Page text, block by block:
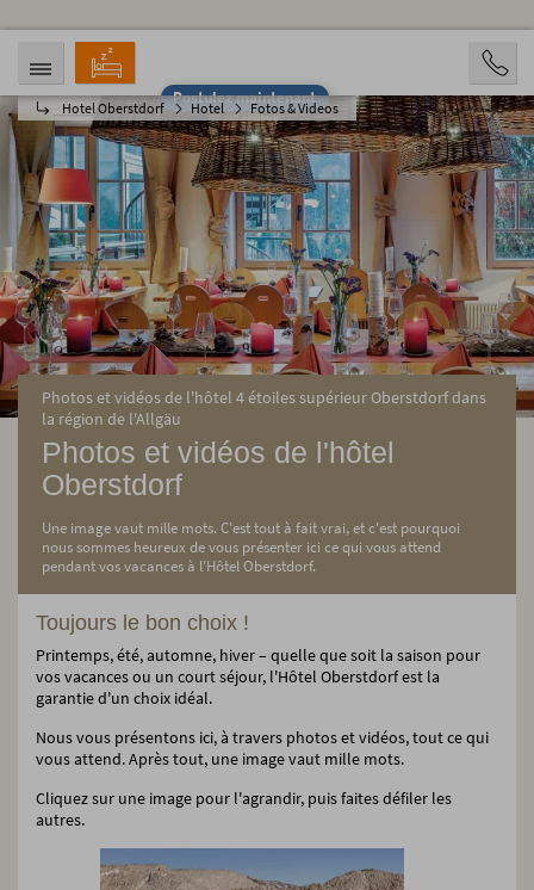
Postulez maintenant
Hotel Oberstdorf Hotel Fotos & Videos
ARRIVÉE
07.08.2026
DÉPART
12.08.2026
PERSONNES
2 Personen
RÉSERVATION
Photos et vidéos de l'hôtel 4 étoiles supérieur Oberstdorf dans
la région de l'Allgäu
Photos et vidéos de l'hôtel
Oberstdorf
Une image vaut mille mots. C'est tout à fait vrai, et c'est pourquoi
nous sommes heureux de vous présenter ici ce qui vous attend
pendant vos vacances à l'Hôtel Oberstdorf.
Toujours le bon choix !
Printemps, été, automne, hiver – quelle que soit la saison pour
vos vacances ou un court séjour, l'Hôtel Oberstdorf est la
garantie d'un choix idéal.
Nous vous présentons ici, à travers photos et vidéos, tout ce qui
vous attend. Après tout, une image vaut mille mots.
Cliquez sur une image pour l'agrandir, puis faites défiler les
autres.